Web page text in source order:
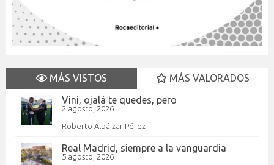
MÁS VISTOS
MÁS VALORADOS
Vini, ojalá te quedes, pero
2 agosto, 2026
Roberto Albáizar Pérez
Real Madrid, siempre a la vanguardia
5 agosto, 2026